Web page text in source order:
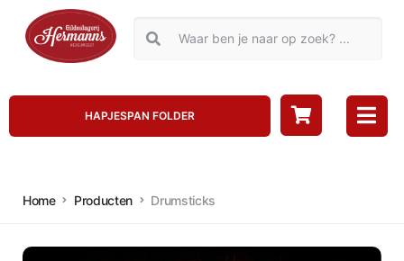
HAPJESPAN FOLDER
Home Producten Drumsticks